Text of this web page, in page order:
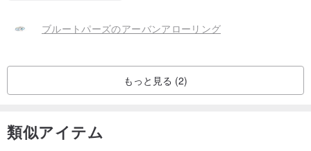
ブルートパーズのアーバンアローリング
もっと見る (2)
類似アイテム